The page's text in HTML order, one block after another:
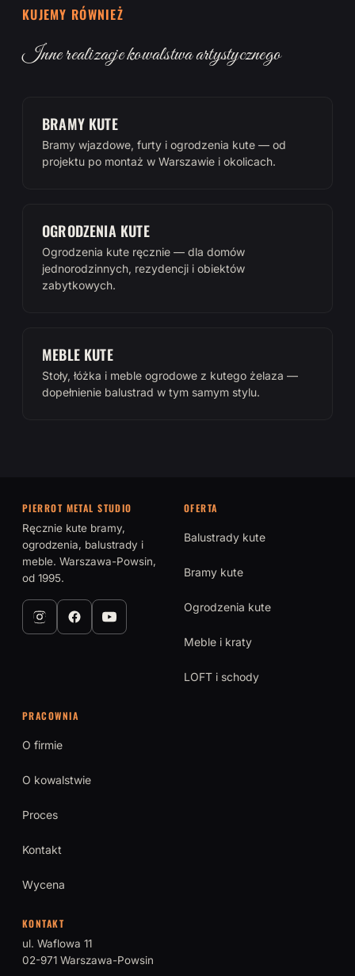
KUJEMY RÓWNIEŻ
Inne realizacje kowalstwa artystycznego
BRAMY KUTE
Bramy wjazdowe, furty i ogrodzenia kute — od
projektu po montaż w Warszawie i okolicach.
OGRODZENIA KUTE
Ogrodzenia kute ręcznie — dla domów
jednorodzinnych, rezydencji i obiektów
zabytkowych.
MEBLE KUTE
Stoły, łóżka i meble ogrodowe z kutego żelaza —
dopełnienie balustrad w tym samym stylu.
PIERROT METAL STUDIO
Ręcznie kute bramy,
ogrodzenia, balustrady i
meble. Warszawa-Powsin,
od 1995.
OFERTA
Balustrady kute
Bramy kute
Ogrodzenia kute
Meble i kraty
LOFT i schody
PRACOWNIA
O firmie
O kowalstwie
Proces
Kontakt
Wycena
KONTAKT
ul. Waflowa 11
02-971 Warszawa-Powsin